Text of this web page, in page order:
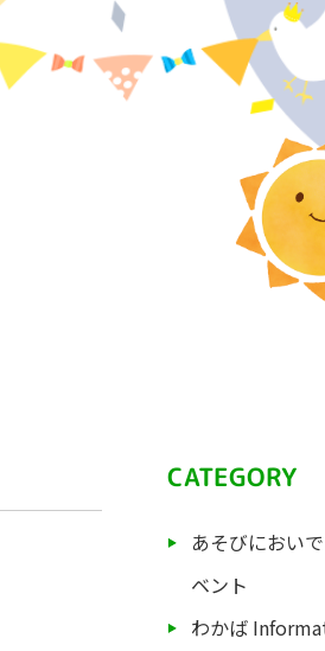
CATEGORY
あそびにおい
ベント
わかば